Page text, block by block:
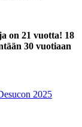
on 21 vuotta! 18
30 vuotiaan
2025